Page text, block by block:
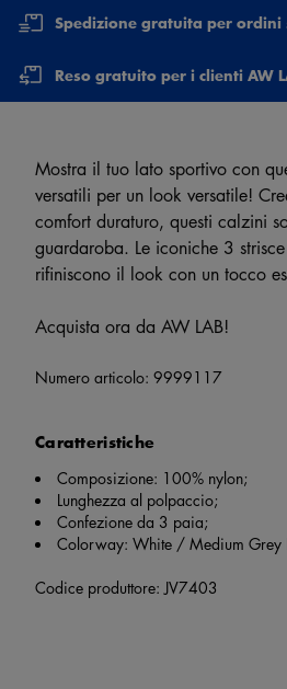
Spedizione gratuita per
Reso gratuito per i clienti AW
Mostra il tuo lato sportivo con
versatili per un look versatile!
comfort duraturo, questi calzini
guardaroba. Le iconiche 3
rifiniscono il look con un tocco
Acquista ora da AW LAB!
Numero articolo: 9999117
Caratteristiche
Composizione: 100% nylon;
Lunghezza al polpaccio;
Confezione da 3 paia;
Colorway: White / Medium Grey
Codice produttore: JV7403